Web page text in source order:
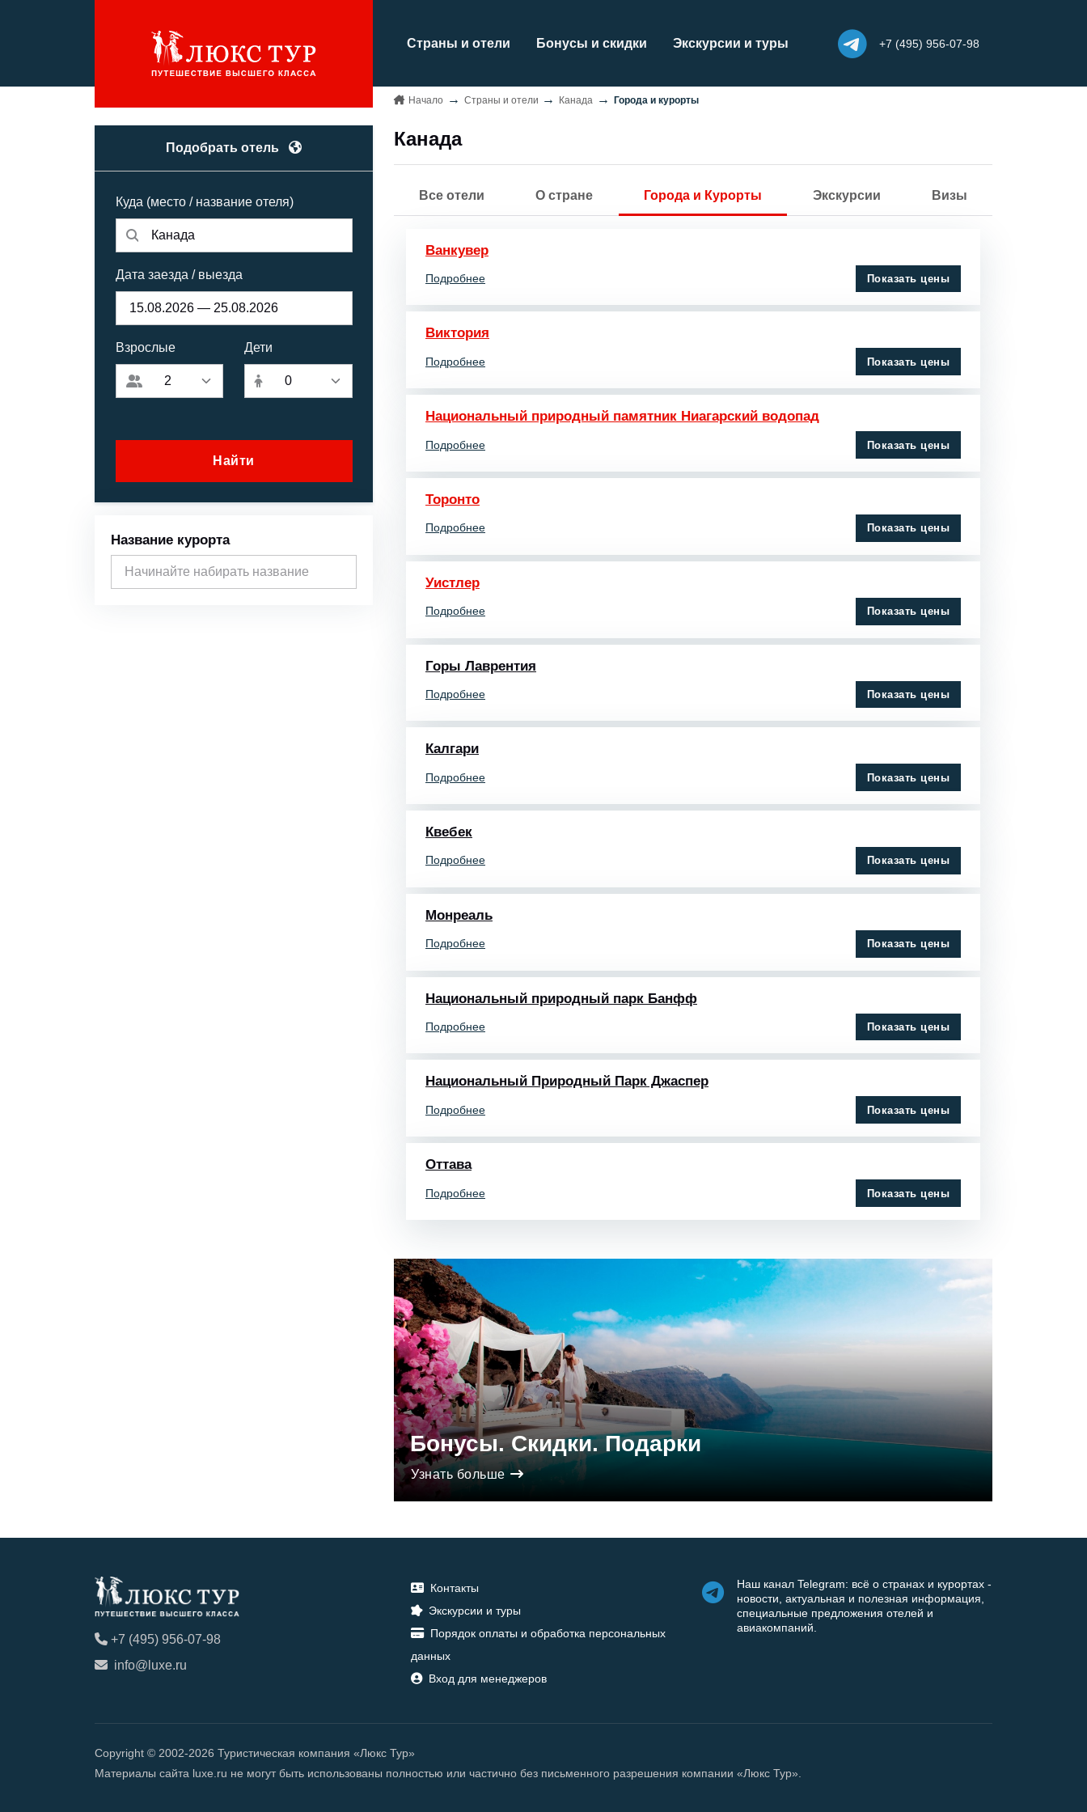
Страны и отели Бонусы и скидки Экскурсии и туры +7 (495) 956-07-98
Подобрать отель
Куда (место / название отеля)
Дата заезда / выезда
Взрослые Дети
Найти
Название курорта
Начало Страны и отели Канада Города и курорты
Канада
Все отели О стране Города и Курорты Экскурсии Визы
Ванкувер
Подробнее Показать цены
Виктория
Подробнее Показать цены
Национальный природный памятник Ниагарский водопад
Подробнее Показать цены
Торонто
Подробнее Показать цены
Уистлер
Подробнее Показать цены
Горы Лаврентия
Подробнее Показать цены
Калгари
Подробнее Показать цены
Квебек
Подробнее Показать цены
Монреаль
Подробнее Показать цены
Национальный природный парк Банфф
Подробнее Показать цены
Национальный Природный Парк Джаспер
Подробнее Показать цены
Оттава
Подробнее Показать цены
Бонусы. Скидки. Подарки
Узнать больше
+7 (495) 956-07-98
info@luxe.ru
Контакты
Экскурсии и туры
Порядок оплаты и обработка персональных
данных
Вход для менеджеров
Наш канал Telegram: всё о странах и курортах -
новости, актуальная и полезная информация,
специальные предложения отелей и
авиакомпаний.
Copyright © 2002-2026 Туристическая компания «Люкс Тур»
Материалы сайта luxe.ru не могут быть использованы полностью или частично без письменного разрешения компании «Люкс Тур».